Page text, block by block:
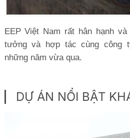
EEP Việt Nam rất hân hạnh
tưởng và hợp tác cùng công
những năm vừa qua.
DỰ ÁN NỔI BẬT